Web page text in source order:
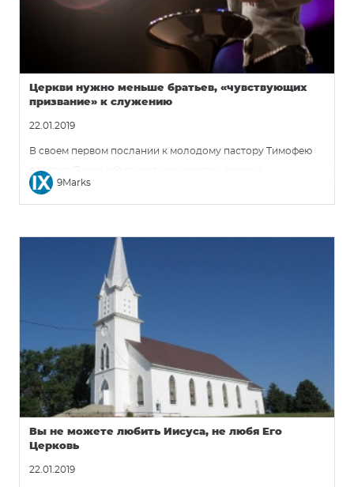
Церкви нужно меньше братьев, «чувствующих
призвание» к служению
22.01.2019
В своем первом послании к молодому пастору Тимофею
апостол Павел объясняет, как церковь должна
распознавать будущих пресвитеров и пасторов:
«Правильно говорится: похвально, когда человек
говорит «если кто-то призван»; он говорит, если они
«стремятся». Я боюсь, что мы взяли ветхозаветный язык о
призвании пророков и наложили его на новозаветное
пасторское служение. Вместо этого мы должны вернуть
библейский язык «стремления».
9Marks
Вы не можете любить Иисуса, не любя Его
Церковь
22.01.2019